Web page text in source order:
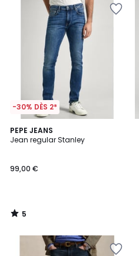
-30% DÈS 2*
PEPE JEANS
Jean regular Stanley
99,00 €
5
/
5
/